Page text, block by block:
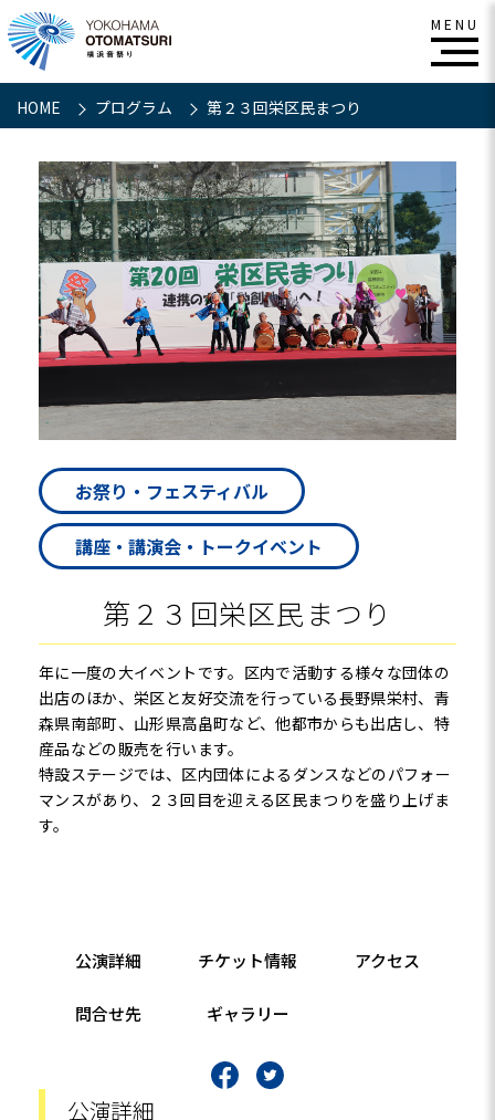
HOME プログラム 第２３回栄区民まつり
お祭り・フェスティバル
講座・講演会・トークイベント
第２３回栄区民まつり
年に一度の大イベントです。区内で活動する様々な団体の
出店のほか、栄区と友好交流を行っている長野県栄村、青
森県南部町、山形県高畠町など、他都市からも出店し、特
産品などの販売を行います。
特設ステージでは、区内団体によるダンスなどのパフォー
マンスがあり、２３回目を迎える区民まつりを盛り上げま
す。
公演詳細
公演詳細 チケット情報 アクセス
問合せ先 ギャラリー